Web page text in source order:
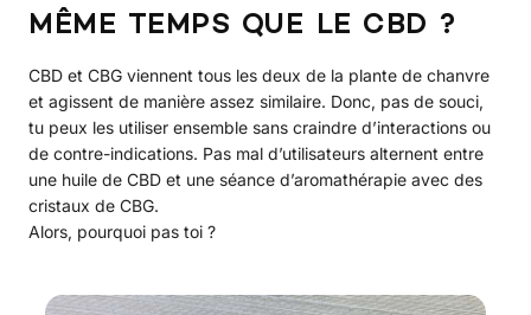
MÊME TEMPS QUE LE CBD ?
CBD et CBG viennent tous les deux de la plante de chanvre
et agissent de manière assez similaire. Donc, pas de souci,
tu peux les utiliser ensemble sans craindre d’interactions ou
de contre-indications. Pas mal d’utilisateurs alternent entre
une huile de CBD et une séance d’aromathérapie avec des
cristaux de CBG.
Alors, pourquoi pas toi ?